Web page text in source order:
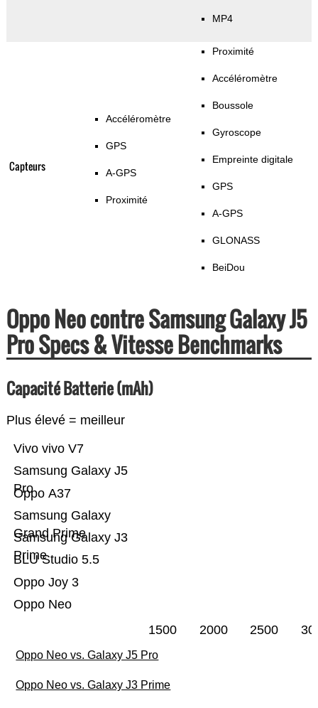
MP4
Capteurs
Accéléromètre
GPS
A-GPS
Proximité
Proximité
Accéléromètre
Boussole
Gyroscope
Empreinte digitale
GPS
A-GPS
GLONASS
BeiDou
Oppo Neo contre Samsung Galaxy J5
Pro Specs & Vitesse Benchmarks
Capacité Batterie (mAh)
Plus élevé = meilleur
Oppo Neo
Oppo Joy 3
BLU Studio 5.5
Samsung Galaxy J3
Prime
Samsung Galaxy
Grand Prime
Oppo A37
Samsung Galaxy J5
Pro
Vivo vivo V7
1500 2000 2500
Oppo Neo vs. Galaxy J5 Pro
Oppo Neo vs. Galaxy J3 Prime